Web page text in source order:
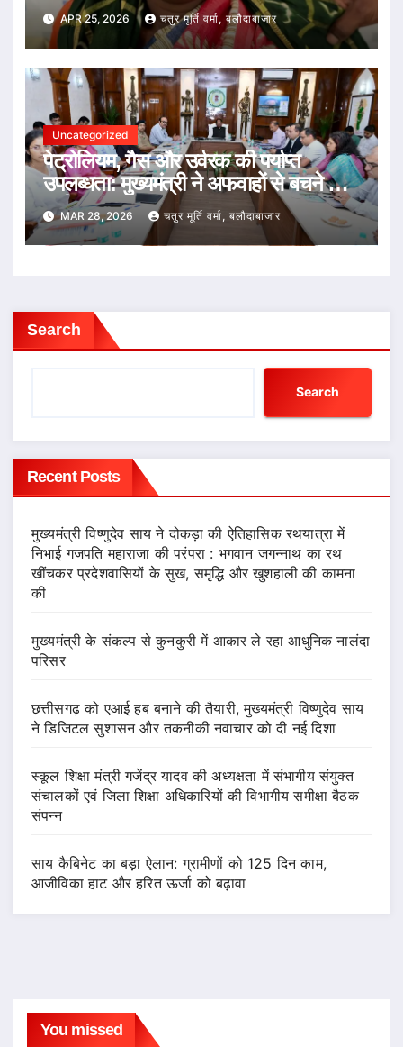
APR 25, 2026 चतुर मूर्ति वर्मा, बलौदाबाजार
Uncategorized
पेट्रोलियम, गैस और उर्वरक की पर्याप्त
उपलब्धता: मुख्यमंत्री ने अफवाहों से बचने की
अपील
MAR 28, 2026 चतुर मूर्ति वर्मा, बलौदाबाजार
Search
Search
Recent Posts
मुख्यमंत्री विष्णुदेव साय ने दोकड़ा की ऐतिहासिक रथयात्रा में
निभाई गजपति महाराजा की परंपरा : भगवान जगन्नाथ का रथ
खींचकर प्रदेशवासियों के सुख, समृद्धि और खुशहाली की कामना
की
मुख्यमंत्री के संकल्प से कुनकुरी में आकार ले रहा आधुनिक नालंदा
परिसर
छत्तीसगढ़ को एआई हब बनाने की तैयारी, मुख्यमंत्री विष्णुदेव साय
ने डिजिटल सुशासन और तकनीकी नवाचार को दी नई दिशा
स्कूल शिक्षा मंत्री गजेंद्र यादव की अध्यक्षता में संभागीय संयुक्त
संचालकों एवं जिला शिक्षा अधिकारियों की विभागीय समीक्षा बैठक
संपन्न
साय कैबिनेट का बड़ा ऐलान: ग्रामीणों को 125 दिन काम,
आजीविका हाट और हरित ऊर्जा को बढ़ावा
You missed